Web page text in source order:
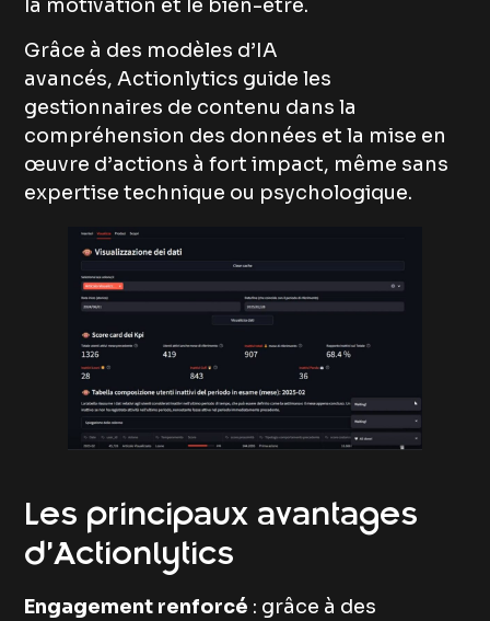
la motivation et le bien-être.
Grâce à des modèles d’IA
avancés, Actionlytics guide les
gestionnaires de contenu dans la
compréhension des données et la mise en
œuvre d’actions à fort impact, même sans
expertise technique ou psychologique.
Les principaux avantages
d’Actionlytics
Engagement renforcé : grâce à des